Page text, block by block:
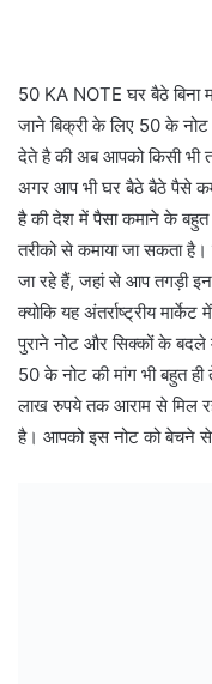
50 KA NOTE घर बैठे
जाने बिक्री के लिए 50 के
देते है की अब आपको किसी
अगर आप भी घर बैठे बैठे पैसे
है की देश में पैसा कमाने के
तरीको से कमाया जा सकता
जा रहे हैं, जहां से आप तगड़ी
क्योकि यह अंतर्राष्ट्रीय
पुराने नोट और सिक्कों के
50 के नोट की मांग भी बहुत
लाख रुपये तक आराम से मिल
है। आपको इस नोट को बेचने से